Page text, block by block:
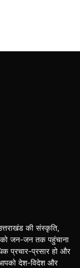
की संस्कृति,
को जन-जन तक पहुंचाना
प्रचार-प्रसार हो और
देश-विदेश और